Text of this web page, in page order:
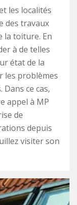
les localités
des travaux
la toiture. En
à de telles
état de la
les problèmes
ce cas,
appel à MP
de
depuis
visiter son